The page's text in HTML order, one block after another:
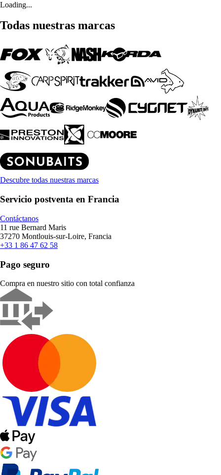
Loading...
Todas nuestras marcas
Descubre todas nuestras marcas
Servicio postventa en Francia
Contáctanos
11 rue Bernard Maris
37270 Montlouis-sur-Loire, Francia
+33 1 86 47 62 58
Pago seguro
Compra en nuestro sitio con total confianza